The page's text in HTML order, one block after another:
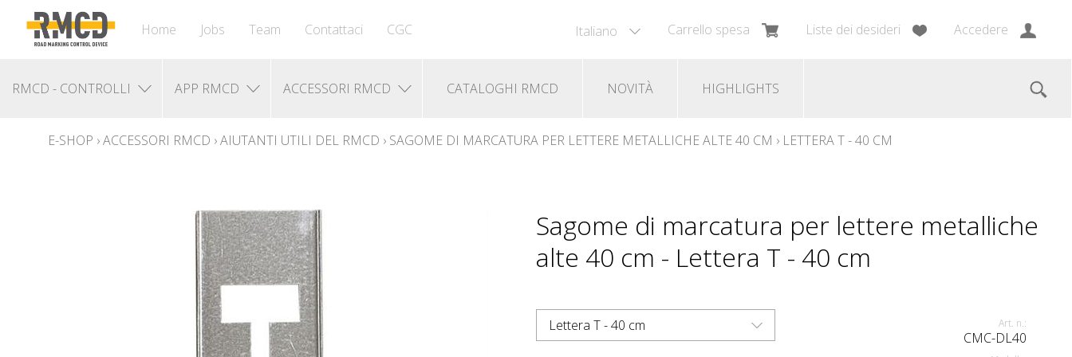
Italiano Carrello spesa Liste dei desideri Accedere
Home Jobs Team Contattaci CGC
RMCD - CONTROLLI APP RMCD ACCESSORI RMCD CATALOGHI RMCD NOVITÀ HIGHLIGHTS
E-SHOP ›ACCESSORI RMCD ›AIUTANTI UTILI DEL RMCD › SAGOME DI MARCATURA PER LETTERE METALLICHE ALTE 40 CM › LETTERA T - 40 CM
Sagome di marcatura per lettere metalliche
alte 40 cm - Lettera T - 40 cm
Lettera T - 40 cm Art. n.:
CMC-DL40